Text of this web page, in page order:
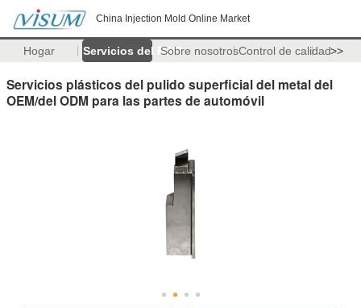
China Injection Mold Online Market
Hogar Servicios del PWBSobre nosotrosControl de calidad>>
Servicios plásticos del pulido superficial del metal del
OEM/del ODM para las partes de automóvil